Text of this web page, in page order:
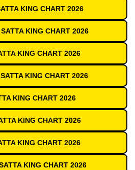
KING CHART 2026
KING CHART 2026
KING CHART 2026
KING CHART 2026
KING CHART 2026
KING CHART 2026
KING CHART 2026
KING CHART 2026